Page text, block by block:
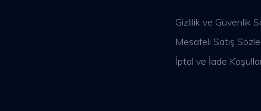
Gizlilik ve Güvenlik
Mesafeli Satış
İptal ve İade